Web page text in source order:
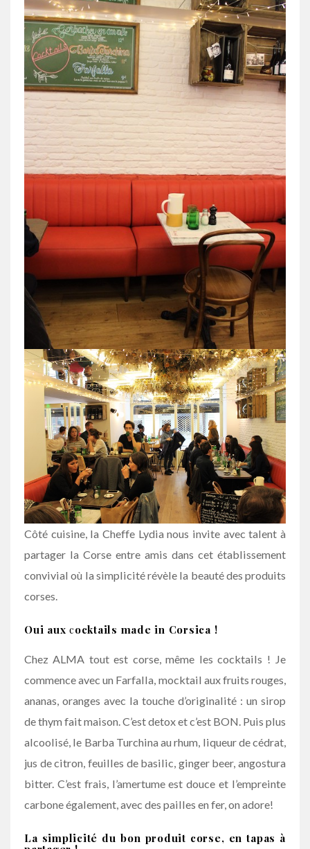
Côté cuisine, la Cheffe Lydia nous invite avec talent à
partager la Corse entre amis dans cet établissement
convivial où la simplicité révèle la beauté des produits
corses.
Oui aux cocktails made in Corsica !
Chez ALMA tout est corse, même les cocktails ! Je
commence avec un Farfalla, mocktail aux fruits rouges,
ananas, oranges avec la touche d’originalité : un sirop
de thym fait maison. C’est detox et c’est BON. Puis plus
alcoolisé, le Barba Turchina au rhum, liqueur de cédrat,
jus de citron, feuilles de basilic, ginger beer, angostura
bitter. C’est frais, l’amertume est douce et l’empreinte
carbone également, avec des pailles en fer, on adore!
La simplicité du bon produit corse, en tapas à